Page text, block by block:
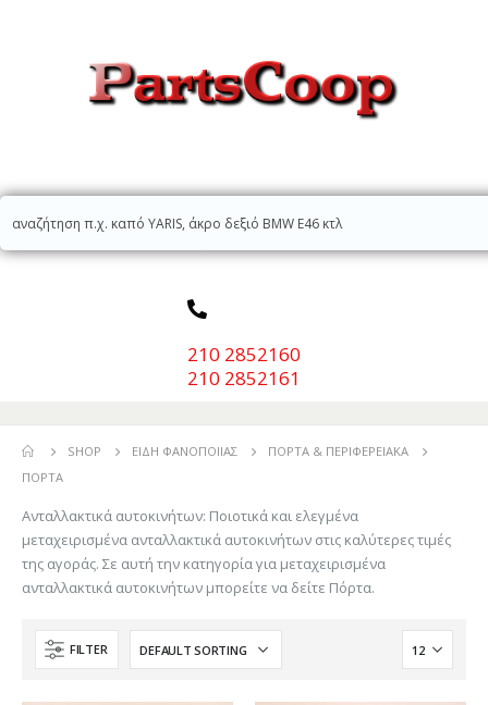
210 2852160
210 2852161
SHOP ΕΊΔΗ ΦΑΝΟΠΟΙΊΑΣ
ΠΌΡΤΑ & ΠΕΡΙΦΕΡΕΙΑΚΆ
ΠΌΡΤΑ
Ανταλλακτικά αυτοκινήτων: Ποιοτικά και ελεγμένα
μεταχειρισμένα ανταλλακτικά αυτοκινήτων στις καλύτερες τιμές
της αγοράς. Σε αυτή την κατηγορία για μεταχειρισμένα
ανταλλακτικά αυτοκινήτων μπορείτε να δείτε Πόρτα.
FILTER